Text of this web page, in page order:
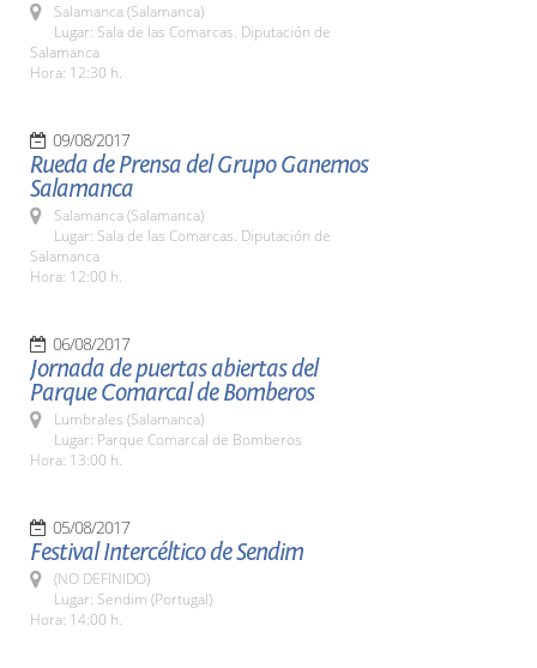
Salamanca (Salamanca)
Lugar: Sala de las Comarcas. Diputación de
Salamanca
Hora: 12:30 h.
09/08/2017
Rueda de Prensa del Grupo Ganemos
Salamanca
Salamanca (Salamanca)
Lugar: Sala de las Comarcas. Diputación de
Salamanca
Hora: 12:00 h.
06/08/2017
Jornada de puertas abiertas del
Parque Comarcal de Bomberos
Lumbrales (Salamanca)
Lugar: Parque Comarcal de Bomberos
Hora: 13:00 h.
05/08/2017
Festival Intercéltico de Sendim
(NO DEFINIDO)
Lugar: Sendim (Portugal)
Hora: 14:00 h.